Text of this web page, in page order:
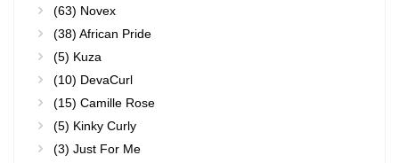
(63) Novex
(38) African Pride
(5) Kuza
(10) DevaCurl
(15) Camille Rose
(5) Kinky Curly
(3) Just For Me